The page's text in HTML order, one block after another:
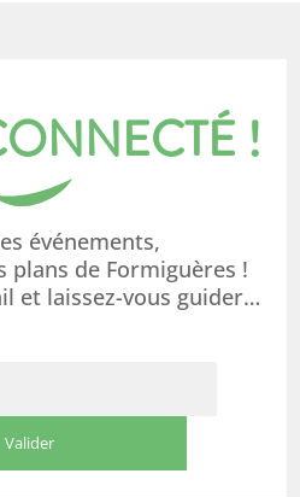
!
événements,
plans de Formiguères !
et laissez-vous guider…